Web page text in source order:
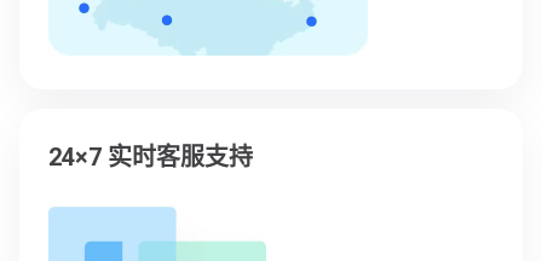
24×7 实时客服支持